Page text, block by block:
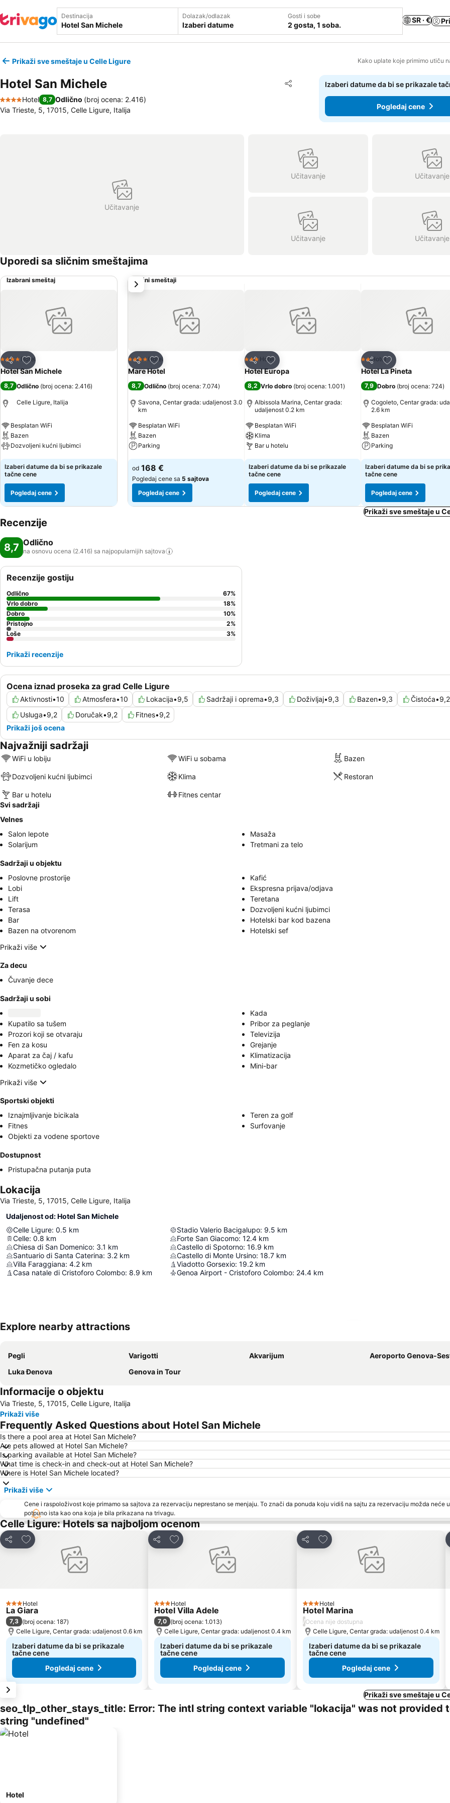
Destinacija Dolazak/odlazak
Izaberi datume
Gosti i sobe
2 gosta, 1 soba.
SR · €
Prikaži sve smeštaje u Celle Ligure Kako uplate koje primimo utiču
Hotel San Michele Deli
Dodati u favorite
4 Zvezdice
Hotel 8,7 Odlično (broj ocena: 2.416)
Via Trieste, 5, 17015, Celle Ligure, Italija
Izaberi datume da bi se prikazale
Pogledaj cene
Učitavanje
Učitavanje Učitavanje
Učitavanje Učitavanje
Uporedi sa sličnim smeštajima
Izabrani smeštaj
Deli
Dodati u favorite
4 Zvezdice
Hotel
Hotel San Michele
8,7 Odlično (broj ocena: 2.416)
Celle Ligure, Italija
Besplatan WiFi
Bazen
Dozvoljeni kućni ljubimci
Pogledaj cene
Izaberi datume da bi se prikazale
tačne cene
Pogledaj cene
Slični smeštaji
Deli
Dodati u favorite
4 Zvezdice
Hotel
Mare Hotel
8,7 Odlično (broj ocena: 7.074)
Savona, Centar grada: udaljenost 3.0
km
Besplatan WiFi
Bazen
Parking
Pogledaj cene
od 168 €
Pogledaj cene sa 5 sajtova
Pogledaj cene
Deli
Dodati u favorite
3 Zvezdice
Hotel
Hotel Europa
8,2 Vrlo dobro (broj ocena: 1.001)
Albissola Marina, Centar grada:
udaljenost 0.2 km
Besplatan WiFi
Klima
Bar u hotelu
Pogledaj cene
Izaberi datume da bi se prikazale
tačne cene
Pogledaj cene
Deli
Dodati u favorite
2 Zvezdice
Hotel
Hotel La Pineta
7,9 Dobro (broj ocena: 724)
Cogoleto, Centar grada:
2.6 km
Besplatan WiFi
Bazen
Parking
Pogledaj cene
Izaberi datume da bi se
tačne cene
Pogledaj cene
sledeće
Prikaži sve smeštaje u
Recenzije
8,7 Odlično
na osnovu ocena (2.416) sa najpopularnijih sajtova
Ocena iznad proseka za grad Celle Ligure
Aktivnosti•10 Atmosfera•10 Lokacija•9,5 Sadržaji i oprema•9,3 Doživljaj•9,3 Bazen•9,3 Čistoća•9,2
Usluga•9,2 Doručak•9,2 Fitnes•9,2
Prikaži još ocena
Recenzije gostiju
Odlično 67%
Vrlo dobro
18%
Dobro
10%
Pristojno
2%
Loše
3%
Prikaži recenzije
Najvažniji sadržaji
WiFi u lobiju WiFi u sobama Bazen
Dozvoljeni kućni ljubimci Klima Restoran
Bar u hotelu
Fitnes centar
Svi sadržaji
Velnes
Salon lepote
Masaža
Solarijum
Tretmani za telo
Sadržaji u objektu
Poslovne prostorije
Kafić
Lobi
Ekspresna prijava/odjava
Lift
Teretana
Terasa
Dozvoljeni kućni ljubimci
Bar
Hotelski bar kod bazena
Bazen na otvorenom
Hotelski sef
Prikaži više
Za decu
Čuvanje dece
Sadržaji u sobi
Kada
Kupatilo sa tušem
Pribor za peglanje
Prozori koji se otvaraju
Televizija
Fen za kosu
Grejanje
Aparat za čaj / kafu
Klimatizacija
Kozmetičko ogledalo
Mini-bar
Prikaži više
Sportski objekti
Iznajmljivanje bicikala
Teren za golf
Fitnes
Surfovanje
Objekti za vodene sportove
Dostupnost
Pristupačna putanja puta
Lokacija
Via Trieste, 5, 17015, Celle Ligure, Italija
Udaljenost od: Hotel San Michele
Celle Ligure: 0.5 km
Celle: 0.8 km
Chiesa di San Domenico: 3.1 km
Santuario di Santa Caterina: 3.2 km
Villa Faraggiana: 4.2 km
Casa natale di Cristoforo Colombo: 8.9 km
Stadio Valerio Bacigalupo: 9.5 km
Forte San Giacomo: 12.4 km
Castello di Spotorno: 16.9 km
Castello di Monte Ursino: 18.7 km
Viadotto Gorsexio: 19.2 km
Genoa Airport - Cristoforo Colombo: 24.4 km
Explore nearby attractions
Pegli Varigotti Akvarijum
Aeroporto Genova-Sestri
Luka Đenova
Genova in Tour
Informacije o objektu
Via Trieste, 5, 17015, Celle Ligure, Italija
Prikaži više
Frequently Asked Questions about Hotel San Michele
Is there a pool area at Hotel San Michele?
Are pets allowed at Hotel San Michele?
Is parking available at Hotel San Michele?
What time is check-in and check-out at Hotel San Michele?
Where is Hotel San Michele located?
Prikaži više
Cene i raspoloživost koje primamo sa sajtova za rezervaciju neprestano se menjaju. To znači da ponuda koju vidiš na sajtu za rezervaciju možda neće
potpuno ista kao ona koja je bila prikazana na trivagu.
Celle Ligure: Hotels sa najboljom ocenom
Deli
Dodati u favorite
3 Zvezdice
Hotel
La Giara
7,3 (broj ocena: 187)
Celle Ligure, Centar grada: udaljenost 0.6 km
Izaberi datume da bi se prikazale
tačne cene
Pogledaj cene
Deli
Dodati u favorite
3 Zvezdice
Hotel
Hotel Villa Adele
7,0 (broj ocena: 1.013)
Celle Ligure, Centar grada: udaljenost 0.4 km
Izaberi datume da bi se prikazale
tačne cene
Pogledaj cene
Deli
Dodati u favorite
3 Zvezdice
Hotel
Hotel Marina
/Ocena nije dostupna
Celle Ligure, Centar grada: udaljenost 0.4 km
Izaberi datume da bi se prikazale
tačne cene
Pogledaj cene
Prikaži sve smeštaje u
seo_tlp_other_stays_title: Error: The intl string context variable "lokacija" was not provided
string "undefined"
Hotel